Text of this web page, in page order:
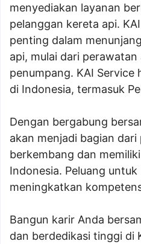
menyediakan layanan
pelanggan kereta api.
penting dalam
api, mulai dari
penumpang. KAI Service
di Indonesia, termasuk
Dengan bergabung
akan menjadi bagian
berkembang dan
Indonesia. Peluang
meningkatkan
Bangun karir Anda
dan berdedikasi tinggi di